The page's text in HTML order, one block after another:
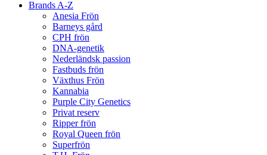
Brands A-Z
Anesia Frön
Barneys gård
CPH frön
DNA-genetik
Nederländsk passion
Fastbuds frön
Växthus Frön
Kannabia
Purple City Genetics
Privat reserv
Ripper frön
Royal Queen frön
Superfrön